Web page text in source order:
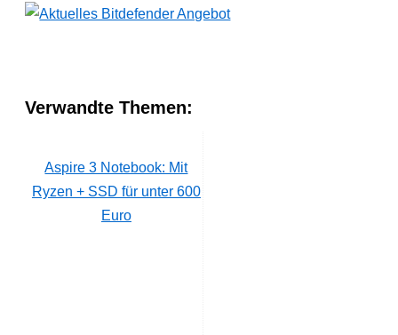
Verwandte Themen:
Aspire 3 Notebook: Mit
Ryzen + SSD für unter 600
Euro